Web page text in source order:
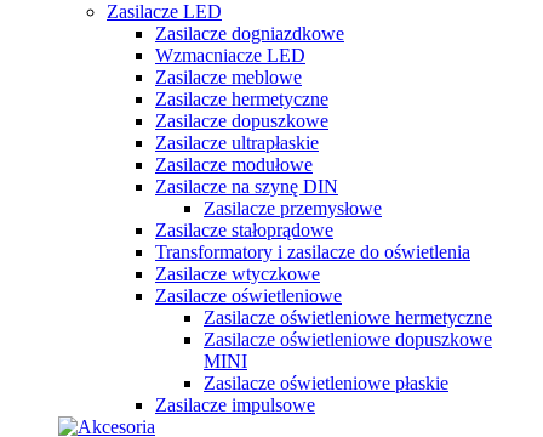
Zasilacze LED
Zasilacze dogniazdkowe
Wzmacniacze LED
Zasilacze meblowe
Zasilacze hermetyczne
Zasilacze dopuszkowe
Zasilacze ultrapłaskie
Zasilacze modułowe
Zasilacze na szynę DIN
Zasilacze przemysłowe
Zasilacze stałoprądowe
Transformatory i zasilacze do oświetlenia
Zasilacze wtyczkowe
Zasilacze oświetleniowe
Zasilacze oświetleniowe hermetyczne
Zasilacze oświetleniowe dopuszkowe
MINI
Zasilacze oświetleniowe płaskie
Zasilacze impulsowe